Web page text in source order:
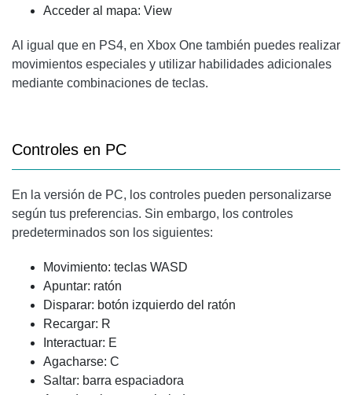
Acceder al mapa: View
Al igual que en PS4, en Xbox One también puedes realizar
movimientos especiales y utilizar habilidades adicionales
mediante combinaciones de teclas.
Controles en PC
En la versión de PC, los controles pueden personalizarse
según tus preferencias. Sin embargo, los controles
predeterminados son los siguientes:
Movimiento: teclas WASD
Apuntar: ratón
Disparar: botón izquierdo del ratón
Recargar: R
Interactuar: E
Agacharse: C
Saltar: barra espaciadora